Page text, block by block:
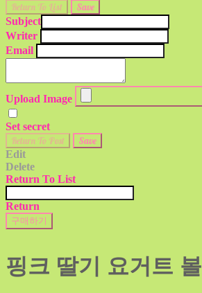
Return To List Save
Subject
Writer
Email
Upload Image
Set secret
Return To Post Save
Edit
Delete
Return To List
Return
구매하기
핑크 딸기 요거트 볼